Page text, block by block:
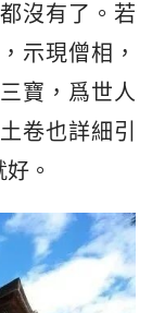
都沒有了。若
示現僧相，
寶，爲世人
卷也詳細引
。